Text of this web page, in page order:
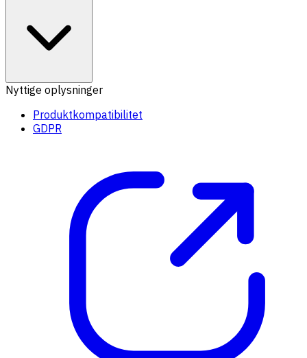
Nyttige oplysninger
Produktkompatibilitet
GDPR